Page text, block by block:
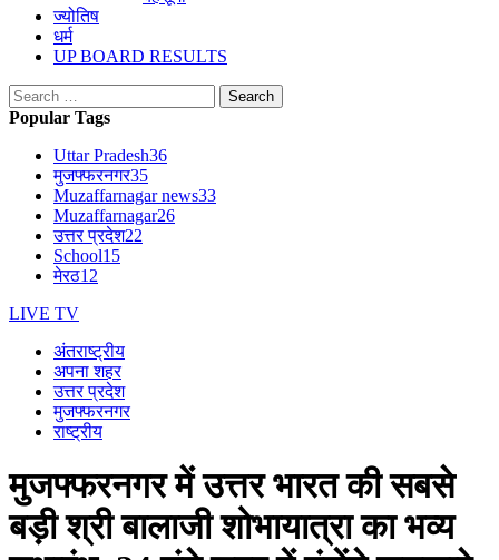
ज्योतिष
धर्म
UP BOARD RESULTS
Search
for:
Popular Tags
Uttar Pradesh36
मुजफ्फरनगर35
Muzaffarnagar news33
Muzaffarnagar26
उत्तर प्रदेश22
School15
मेरठ12
LIVE TV
अंतराष्ट्रीय
अपना शहर
उत्तर प्रदेश
मुजफ्फरनगर
राष्ट्रीय
मुजफ्फरनगर में उत्तर भारत की सबसे
बड़ी श्री बालाजी शोभायात्रा का भव्य